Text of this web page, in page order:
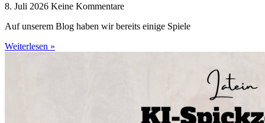
8. Juli 2026 Keine Kommentare
Auf unserem Blog haben wir bereits einige Spiele
Weiterlesen »